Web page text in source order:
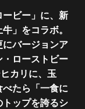
ービー」に、新
」をコラボ。
バージョンア
・ローストビー
カリに、玉
たら「一食に
ップを誇るシ